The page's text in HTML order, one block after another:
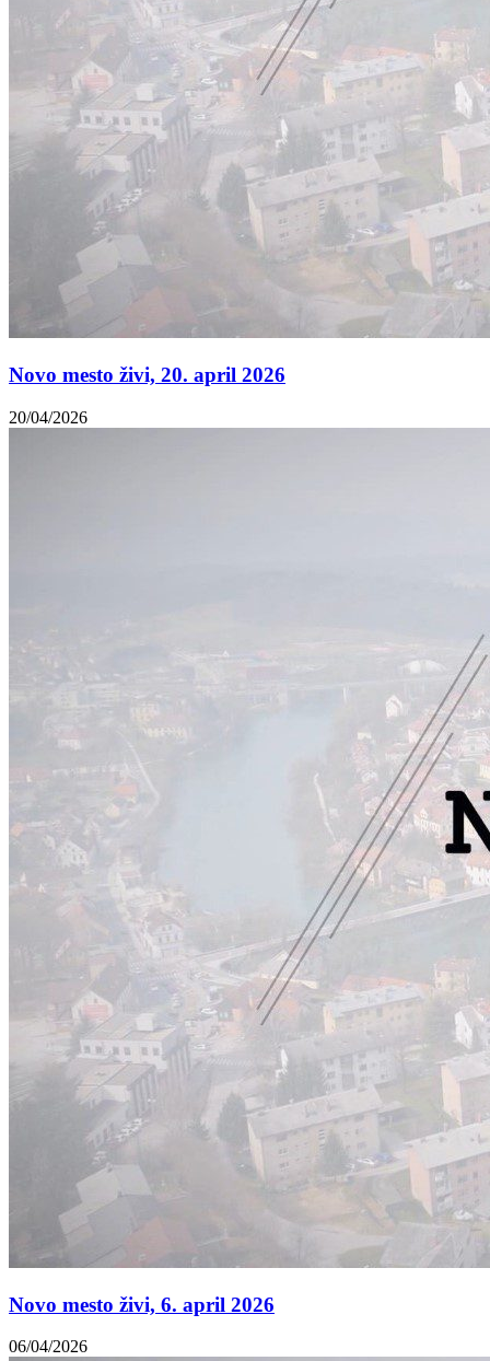
Novo mesto živi, 20. april 2026
20/04/2026
Novo mesto živi, 6. april 2026
06/04/2026